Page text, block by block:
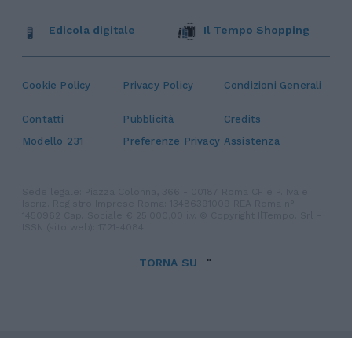
Cookie Policy Privacy Policy Condizioni Generali
Contatti Pubblicità
Credits
Modello 231
Preferenze Privacy Assistenza
Edicola digitale Il Tempo Shopping
TORNA SU